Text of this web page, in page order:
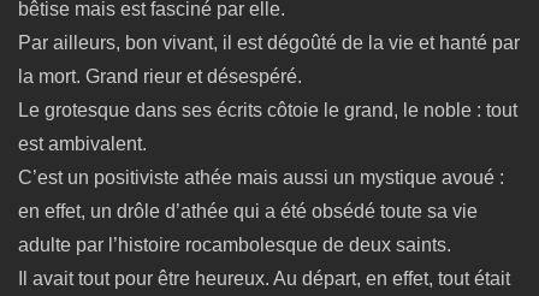
bêtise mais est fasciné par elle.
Par ailleurs, bon vivant, il est dégoûté de la vie et hanté par
la mort. Grand rieur et désespéré.
Le grotesque dans ses écrits côtoie le grand, le noble : tout
est ambivalent.
C’est un positiviste athée mais aussi un mystique avoué :
en effet, un drôle d’athée qui a été obsédé toute sa vie
adulte par l’histoire rocambolesque de deux saints.
Il avait tout pour être heureux. Au départ, en effet, tout était